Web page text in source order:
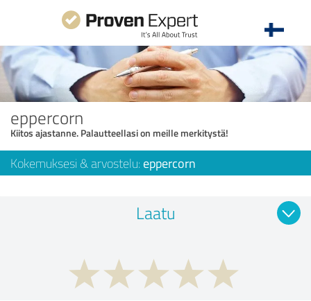
eppercorn
Kiitos ajastanne. Palautteellasi on meille merkitystä!
Kokemuksesi & arvostelu: eppercorn
Laatu